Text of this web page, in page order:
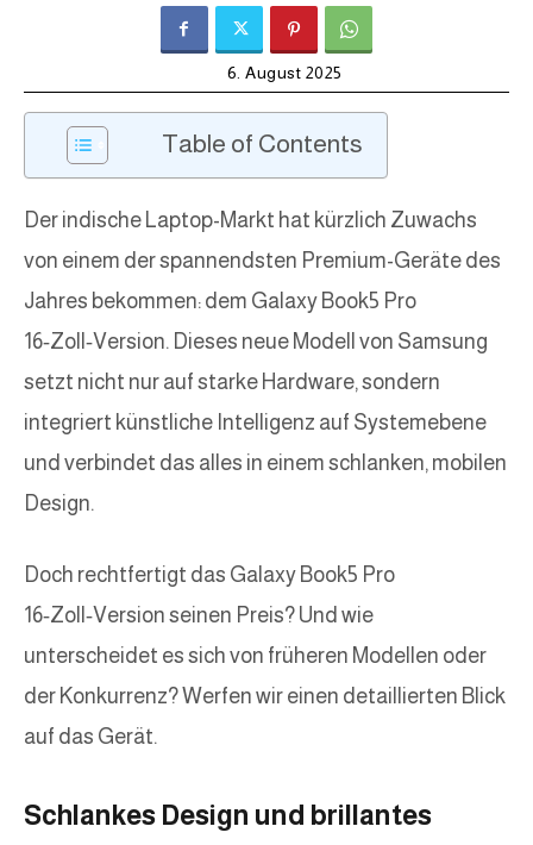
6. August 2025
Table of Contents
Der indische Laptop-Markt hat kürzlich Zuwachs
von einem der spannendsten Premium-Geräte des
Jahres bekommen: dem Galaxy Book5 Pro
16‑Zoll‑Version. Dieses neue Modell von Samsung
setzt nicht nur auf starke Hardware, sondern
integriert künstliche Intelligenz auf Systemebene
und verbindet das alles in einem schlanken, mobilen
Design.
Doch rechtfertigt das Galaxy Book5 Pro
16‑Zoll‑Version seinen Preis? Und wie
unterscheidet es sich von früheren Modellen oder
der Konkurrenz? Werfen wir einen detaillierten Blick
auf das Gerät.
Schlankes Design und brillantes